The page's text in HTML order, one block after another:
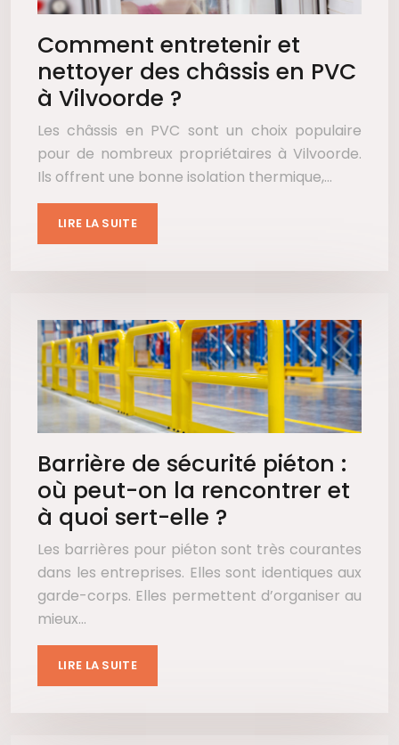
Comment entretenir et
nettoyer des châssis en PVC
à Vilvoorde ?
Les châssis en PVC sont un choix populaire
pour de nombreux propriétaires à Vilvoorde.
Ils offrent une bonne isolation thermique,…
LIRE LA SUITE
Barrière de sécurité piéton :
où peut-on la rencontrer et
à quoi sert-elle ?
Les barrières pour piéton sont très courantes
dans les entreprises. Elles sont identiques aux
garde-corps. Elles permettent d’organiser au
mieux…
LIRE LA SUITE